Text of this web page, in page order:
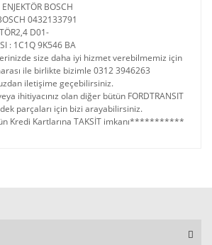
BOSCH
0432133791
D01-
: 1C1Q 9K546 BA
size daha iyi hizmet verebilmemiz için
ile birlikte bizimle 0312 3946263
iletişime geçebilirsiniz.
ihitiyacınız olan diğer bütün FORDTRANSIT
parçaları için bizi arayabilirsiniz.
Kartlarına TAKSİT imkanı***********